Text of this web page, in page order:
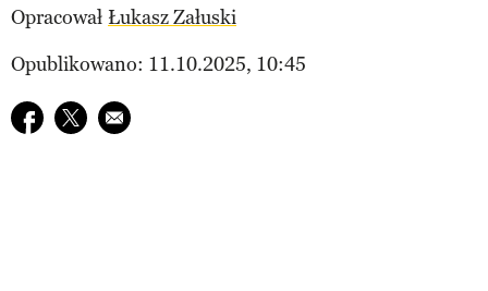
Opracował Łukasz Załuski
Opublikowano: 11.10.2025, 10:45
Udostępnij na facebook
Udostępnij na twitter
E-mail do przyjaciela